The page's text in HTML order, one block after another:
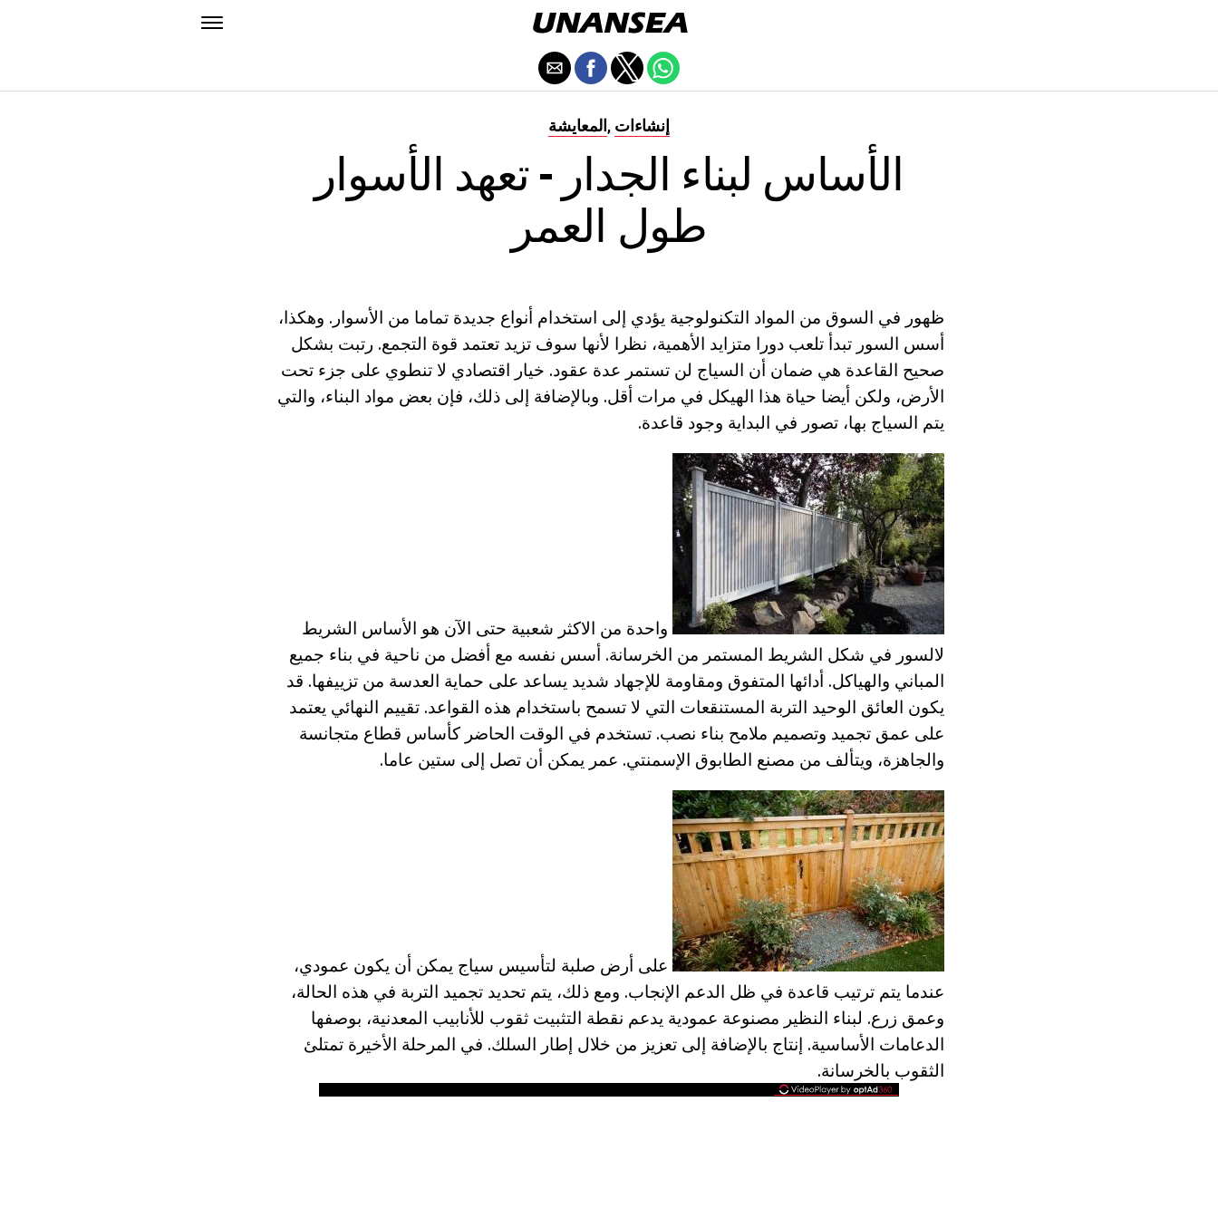
المعايشة , إنشاءات
الأساس لبناء الجدار - تعهد الأسوار
طول العمر
ظهور في السوق من المواد التكنولوجية يؤدي إلى استخدام أنواع جديدة تماما من الأسوار. وهكذا،
أسس السور تبدأ تلعب دورا متزايد الأهمية، نظرا لأنها سوف تزيد تعتمد قوة التجمع. رتبت بشكل
صحيح القاعدة هي ضمان أن السياج لن تستمر عدة عقود. خيار اقتصادي لا تنطوي على جزء تحت
الأرض، ولكن أيضا حياة هذا الهيكل في مرات أقل. وبالإضافة إلى ذلك، فإن بعض مواد البناء، والتي
يتم السياج بها، تصور في البداية وجود قاعدة.
واحدة من الاكثر شعبية حتى الآن هو الأساس الشريط
لالسور في شكل الشريط المستمر من الخرسانة. أسس نفسه مع أفضل من ناحية في بناء جميع
المباني والهياكل. أدائها المتفوق ومقاومة للإجهاد شديد يساعد على حماية العدسة من تزييفها. قد
يكون العائق الوحيد التربة المستنقعات التي لا تسمح باستخدام هذه القواعد. تقييم النهائي يعتمد
على عمق تجميد وتصميم ملامح بناء نصب. تستخدم في الوقت الحاضر كأساس قطاع متجانسة
والجاهزة، ويتألف من مصنع الطابوق الإسمنتي. عمر يمكن أن تصل إلى ستين عاما.
على أرض صلبة لتأسيس سياج يمكن أن يكون عمودي،
عندما يتم ترتيب قاعدة في ظل الدعم الإنجاب. ومع ذلك، يتم تحديد تجميد التربة في هذه الحالة،
وعمق زرع. لبناء النظير مصنوعة عمودية يدعم نقطة التثبيت ثقوب للأنابيب المعدنية، بوصفها
الدعامات الأساسية. إنتاج بالإضافة إلى تعزيز من خلال إطار السلك. في المرحلة الأخيرة تمتلئ
الثقوب بالخرسانة.